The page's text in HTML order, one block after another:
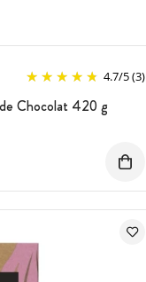
4.7/5(3)
Chocolat 420 g
: